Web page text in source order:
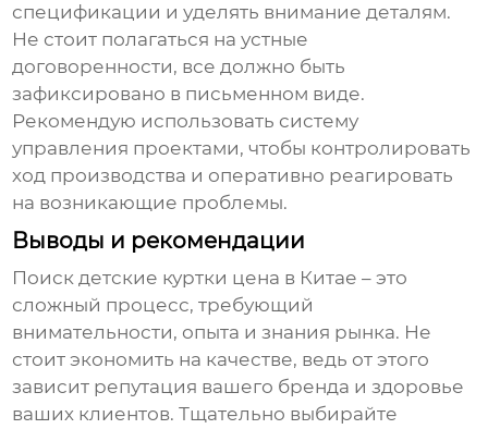
спецификации и уделять внимание деталям.
Не стоит полагаться на устные
договоренности, все должно быть
зафиксировано в письменном виде.
Рекомендую использовать систему
управления проектами, чтобы контролировать
ход производства и оперативно реагировать
на возникающие проблемы.
Выводы и рекомендации
Поискдетские куртки цена в Китае – это
сложный процесс, требующий
внимательности, опыта и знания рынка. Не
стоит экономить на качестве, ведь от этого
зависит репутация вашего бренда и здоровье
ваших клиентов. Тщательно выбирайте